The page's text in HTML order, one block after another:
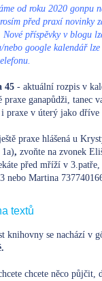
od roku 2020 gonpu
před praxí novinky
příspěvky v blogu
nebo google kalendář
45 - aktuální rozpis v
praxe ganapůdži, tanec
i praxe v úterý jako
praxe hlášená u
, zvoňte na zvonek
před mříží v
nebo Martina
textů
knihovny se nachází v
chcete něco půjčit,